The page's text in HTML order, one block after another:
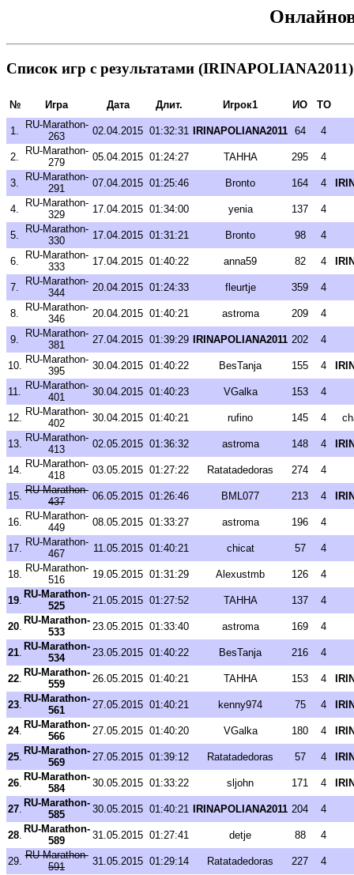
Список игр с результатами (IRINAPOLIANA2011)
№ Игра Дата Длит. Игрок1 ИО ТО
1.
RU-Marathon-
263
02.04.2015 01:32:31 IRINAPOLIANA2011 64 4
2.
RU-Marathon-
279
05.04.2015 01:24:27 TAHHA 295 4
3.
RU-Marathon-
291
07.04.2015 01:25:46 Bronto 164 4
4.
RU-Marathon-
329
17.04.2015 01:34:00 yenia 137 4
5.
RU-Marathon-
330
17.04.2015 01:31:21 Bronto 98 4
6.
RU-Marathon-
333
17.04.2015 01:40:22 anna59 82 4
7.
RU-Marathon-
344
20.04.2015 01:24:33 fleurtje 359 4
8.
RU-Marathon-
346
20.04.2015 01:40:21 astroma 209 4
9.
RU-Marathon-
381
27.04.2015 01:39:29 IRINAPOLIANA2011 202 4
10.
RU-Marathon-
395
30.04.2015 01:40:22 BesTanja 155 4
11.
RU-Marathon-
401
30.04.2015 01:40:23 VGalka 153 4
12.
RU-Marathon-
402
30.04.2015 01:40:21 rufino 145 4
13.
RU-Marathon-
413
02.05.2015 01:36:32 astroma 148 4
14.
RU-Marathon-
418
03.05.2015 01:27:22 Ratatadedoras 274 4
15.
RU-Marathon-
437
06.05.2015 01:26:46 BML077 213 4
16.
RU-Marathon-
449
08.05.2015 01:33:27 astroma 196 4
17.
RU-Marathon-
467
11.05.2015 01:40:21 chicat 57 4
18.
RU-Marathon-
516
19.05.2015 01:31:29 Alexustmb 126 4
19.
RU-Marathon-
525
21.05.2015 01:27:52 TAHHA 137 4
20.
RU-Marathon-
533
23.05.2015 01:33:40 astroma 169 4
21.
RU-Marathon-
534
23.05.2015 01:40:22 BesTanja 216 4
22.
RU-Marathon-
559
26.05.2015 01:40:21 TAHHA 153 4
23.
RU-Marathon-
561
27.05.2015 01:40:21 kenny974 75 4
24.
RU-Marathon-
566
27.05.2015 01:40:20 VGalka 180 4
25.
RU-Marathon-
569
27.05.2015 01:39:12 Ratatadedoras 57 4
26.
RU-Marathon-
584
30.05.2015 01:33:22 sljohn 171 4
27.
RU-Marathon-
585
30.05.2015 01:40:21 IRINAPOLIANA2011 204 4
28.
RU-Marathon-
589
31.05.2015 01:27:41 detje 88 4
29.
RU-Marathon-
591
31.05.2015 01:29:14 Ratatadedoras 227 4